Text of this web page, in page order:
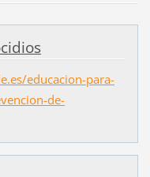
educacion-para-
de-